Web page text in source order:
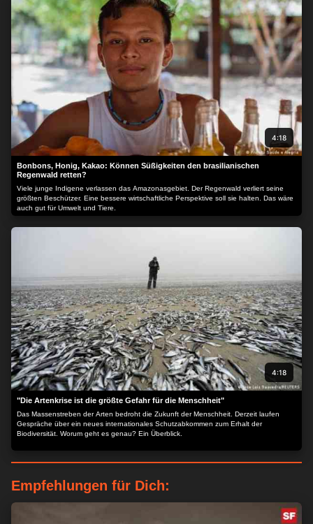
4:18
Bonbons, Honig, Kakao: Können Süßigkeiten den brasilianischen
Regenwald retten?
Viele junge Indigene verlassen das Amazonasgebiet. Der Regenwald verliert seine
größten Beschützer. Eine bessere wirtschaftliche Perspektive soll sie halten. Das wäre
auch gut für Umwelt und Tiere.
4:18
"Die Artenkrise ist die größte Gefahr für die Menschheit"
Das Massenstreben der Arten bedroht die Zukunft der Menschheit. Derzeit laufen
Gespräche über ein neues internationales Schutzabkommen zum Erhalt der
Biodiversität. Worum geht es genau? Ein Überblick.
Empfehlungen für Dich: